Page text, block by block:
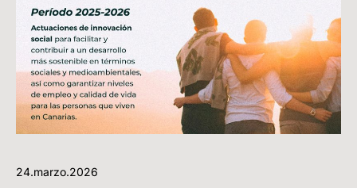
24.marzo.2026